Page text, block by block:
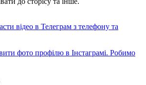
відео в Телеграм з телефону та
фото профілю в Інстаграмі. Робимо